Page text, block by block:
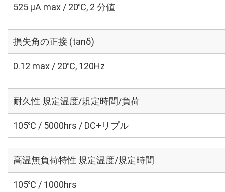
525 μA max / 20℃, 2 分値
損失角の正接 (tanδ)
0.12 max / 20℃, 120Hz
耐久性 規定温度/規定時間/負荷
105℃ / 5000hrs / DC+リプル
高温無負荷特性 規定温度/規定時間
105℃ / 1000hrs